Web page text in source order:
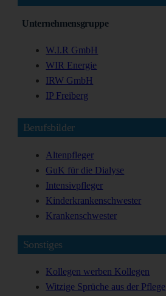
Unternehmensgruppe
W.I.R GmbH
WIR Energie
IRW GmbH
IP Freiberg
Berufsbilder
Altenpfleger
GuK für die Dialyse
Intensivpfleger
Kinderkrankenschwester
Krankenschwester
Sonstiges
Kollegen werben Kollegen
Witzige Sprüche aus der Pflege